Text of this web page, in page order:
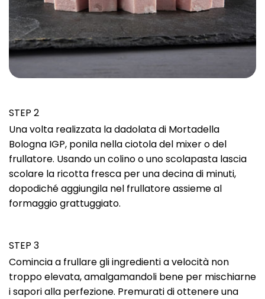
STEP 2
Una volta realizzata la dadolata di Mortadella
Bologna IGP, ponila nella ciotola del mixer o del
frullatore. Usando un colino o uno scolapasta lascia
scolare la ricotta fresca per una decina di minuti,
dopodiché aggiungila nel frullatore assieme al
formaggio grattuggiato.
STEP 3
Comincia a frullare gli ingredienti a velocità non
troppo elevata, amalgamandoli bene per mischiarne
i sapori alla perfezione. Premurati di ottenere una